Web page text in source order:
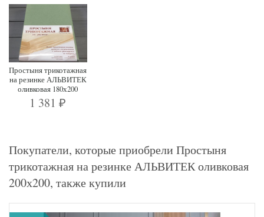
Простыня трикотажная
на резинке АЛЬВИТЕК
оливковая 180х200
1 381₽
Покупатели, которые приобрели Простыня
трикотажная на резинке АЛЬВИТЕК оливковая
200х200, также купили